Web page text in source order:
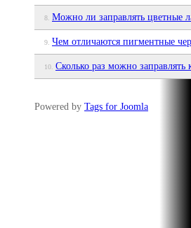
8. Можно ли заправлять цветные
9. Чем отличаются пигментные
10. Сколько раз можно заправлять
Powered by Tags for Joomla